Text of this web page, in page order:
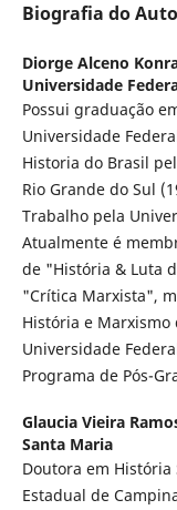
Biografia do
Diorge Alceno
Universidade
Possui graduação
Universidade
Historia do Brasil
Rio Grande do Sul
Trabalho pela
Atualmente é
de "História & Luta
"Crítica Marxista",
História e Marxismo
Universidade
Programa de Pós-
Glaucia Vieira
Santa Maria
Doutora em
Estadual de